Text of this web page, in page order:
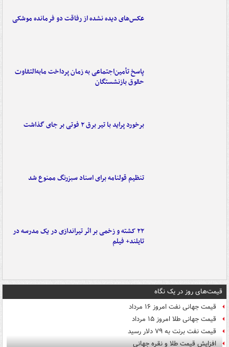
عکس‌های دیده نشده از رفاقت دو فرمانده‌ موشکی
پاسخ تأمین‌اجتماعی به زمان پرداخت مابه‌التفاوت
حقوق بازنشستگان
برخورد پراید با تیر برق ۲ فوتی بر جای گذاشت
تنظیم قولنامه برای اسناد سبزرنگ ممنوع شد
۲۲ کشته و زخمی بر اثر تیراندازی در یک مدرسه در
تایلند+ فیلم
قیمت‌های روز در یک نگاه
قیمت جهانی نفت امروز ۱۶ مرداد
قیمت جهانی طلا امروز ۱۵ مرداد
قیمت نفت برنت به ۷۹ دلار رسید
افزایش قیمت طلا و نقره جهانی